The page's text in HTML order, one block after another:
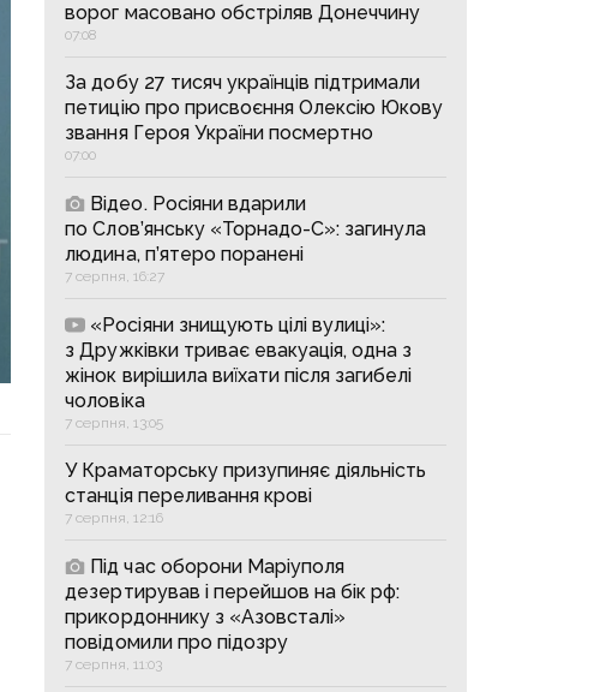
ворог масовано обстріляв Донеччину
07:08
За добу 27 тисяч українців підтримали
петицію про присвоєння Олексію Юкову
звання Героя України посмертно
07:00
Відео. Росіяни вдарили
по Слов’янську «Торнадо-С»: загинула
людина, п’ятеро поранені
7 серпня, 16:27
«Росіяни знищують цілі вулиці»:
з Дружківки триває евакуація, одна з
жінок вирішила виїхати після загибелі
чоловіка
7 серпня, 13:05
У Краматорську призупиняє діяльність
станція переливання крові
7 серпня, 12:16
Під час оборони Маріуполя
дезертирував і перейшов на бік рф:
прикордоннику з «Азовсталі»
повідомили про підозру
7 серпня, 11:03